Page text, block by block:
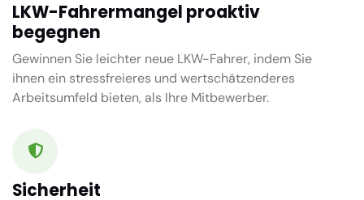
LKW-Fahrermangel proaktiv
begegnen
Gewinnen Sie leichter neue LKW-Fahrer, indem Sie
ihnen ein stressfreieres und wertschätzenderes
Arbeitsumfeld bieten, als Ihre Mitbewerber.
Sicherheit